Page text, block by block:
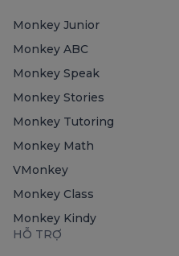
Monkey Junior
Monkey ABC
Monkey Speak
Monkey Stories
Monkey Tutoring
Monkey Math
VMonkey
Monkey Class
Monkey Kindy
HỖ TRỢ